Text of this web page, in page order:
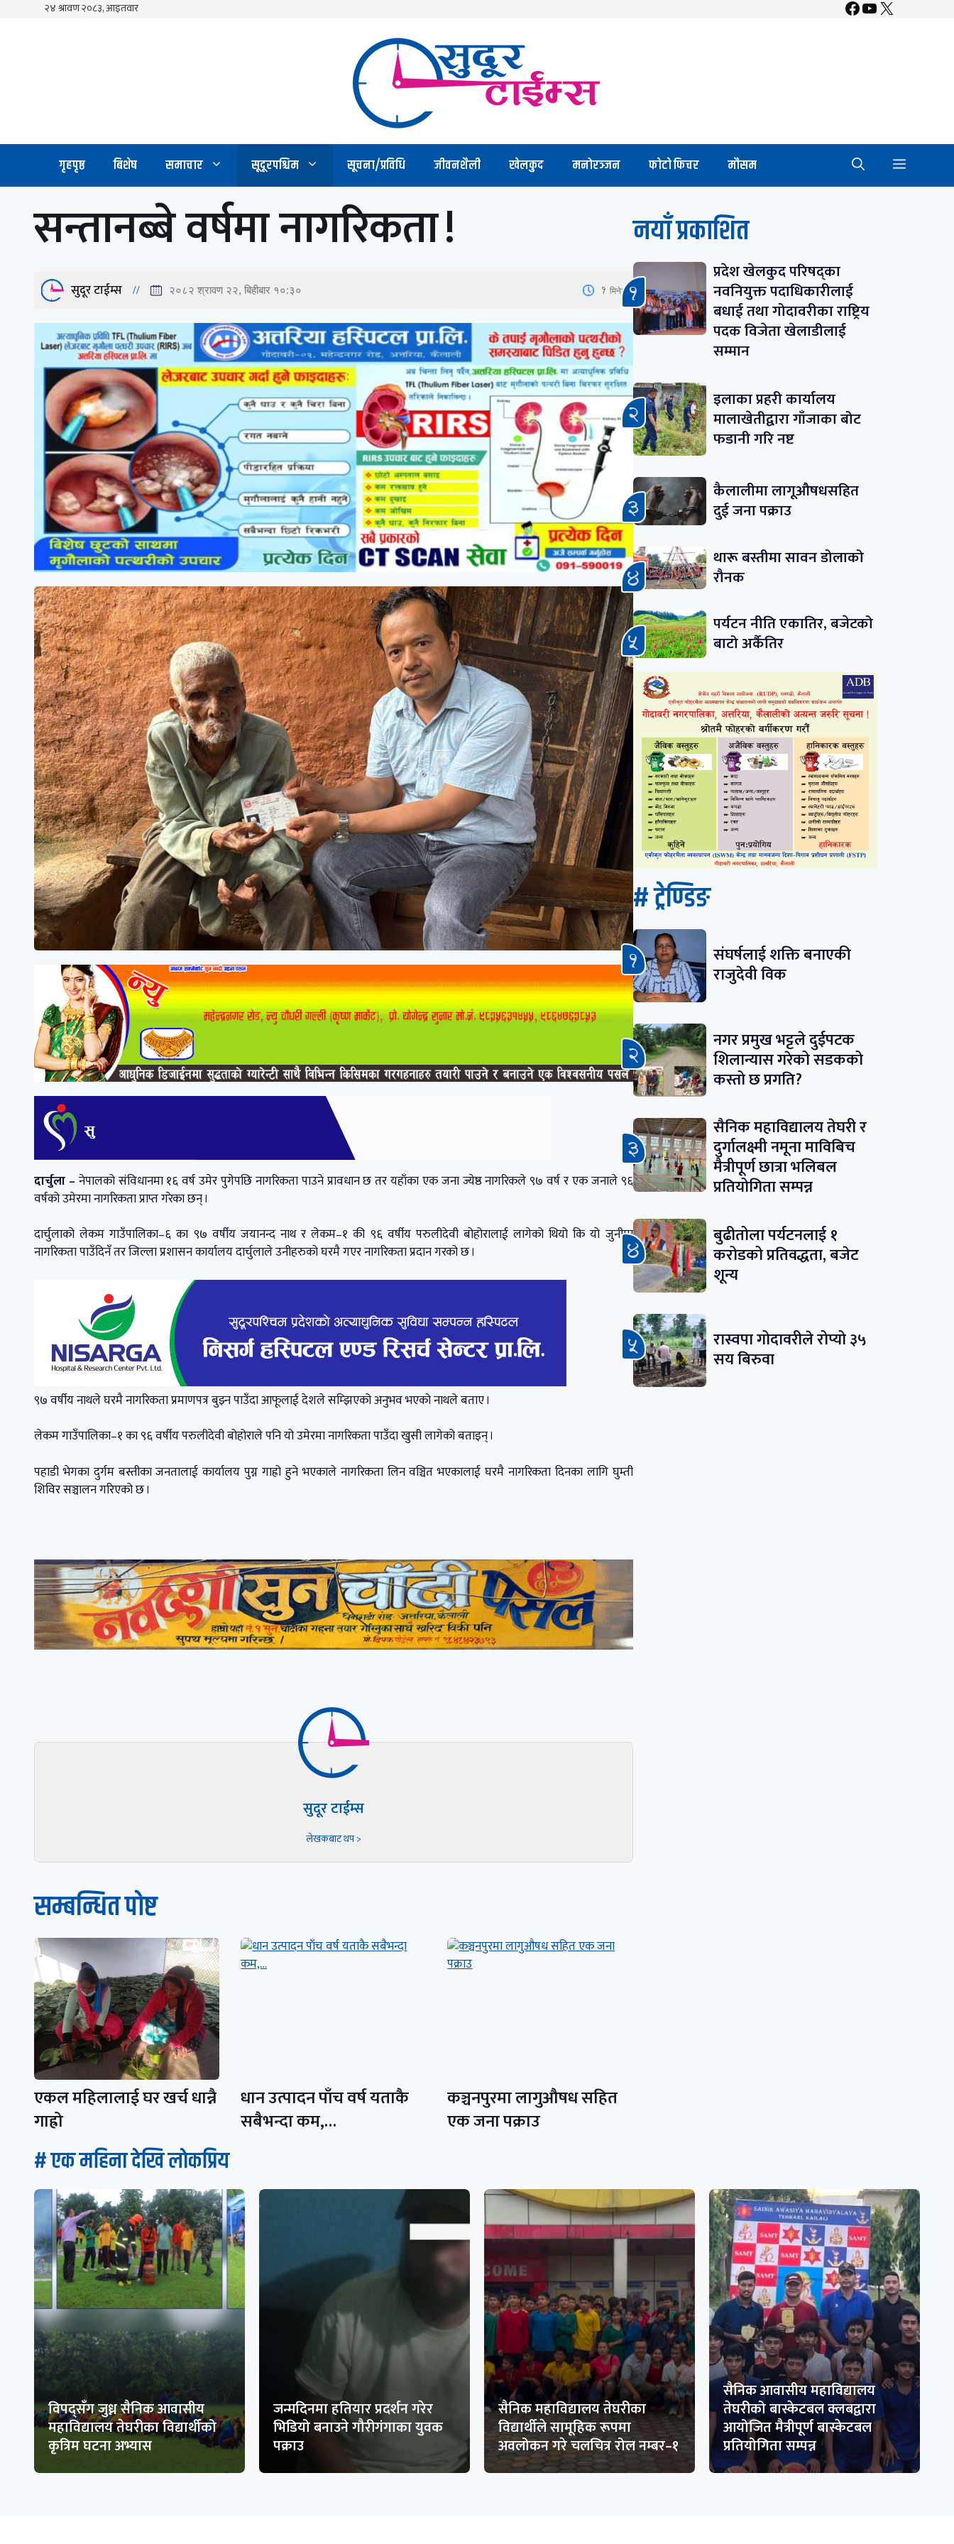
Facebook
YouTube
X
गृहपृष्ठ बिशेष समाचार सूदूरपश्चिम सूचना/प्रविधि जीवनशैली खेलकुद मनोरञ्जन फाेटाे फिचर माैसम
सन्तानब्बे वर्षमा नागरिकता !
सुदूर टाईम्स २०८२ श्रावण २२, बिहीबार १०:३० 1 मिनेट
दार्चुला – नेपालको संविधानमा १६ वर्ष उमेर पुगेपछि नागरिकता पाउने प्रावधान छ तर यहाँका एक जना ज्येष्ठ नागरिकले ९७ वर्ष र एक जनाले ९६
वर्षको उमेरमा नागरिकता प्राप्त गरेका छन् ।
दार्चुलाको लेकम गाउँपालिका–६ का ९७ वर्षीय जयानन्द नाथ र लेकम–१ की ९६ वर्षीय परुलीदेवी बोहोरालाई लागेको थियो कि यो जुनीमा
नागरिकता पाउँदिनँ तर जिल्ला प्रशासन कार्यालय दार्चुलाले उनीहरुको घरमै गएर नागरिकता प्रदान गरको छ ।
९७ वर्षीय नाथले घरमै नागरिकता प्रमाणपत्र बुझ्न पाउँदा आफूलाई देशले सम्झिएको अनुभव भएको नाथले बताए ।
लेकम गाउँपालिका–१ का ९६ वर्षीय परुलीदेवी बोहोराले पनि यो उमेरमा नागरिकता पाउँदा खुसी लागेको बताइन् ।
पहाडी भेगका दुर्गम बस्तीका जनतालाई कार्यालय पुग्न गाह्रो हुने भएकाले नागरिकता लिन वञ्चित भएकालाई घरमै नागरिकता दिनका लागि घुम्ती
शिविर सञ्चालन गरिएको छ ।
सुदूर टाईम्स
लेखकबाट थप >
सम्बन्धित पाेष्ट
एकल महिलालाई घर खर्च धान्नै
गाह्रो
धान उत्पादन पाँच वर्ष यताकै
सबैभन्दा कम,…
कञ्चनपुरमा लागुऔषध सहित
एक जना पक्राउ
नयाँ प्रकाशित
प्रदेश खेलकुद परिषद्का
नवनियुक्त पदाधिकारीलाई
बधाई तथा गोदावरीका राष्ट्रिय
पदक विजेता खेलाडीलाई
सम्मान
इलाका प्रहरी कार्यालय
मालाखेतीद्वारा गाँजाका बोट
फडानी गरि नष्ट
कैलालीमा लागूऔषधसहित
दुई जना पक्राउ
थारू बस्तीमा सावन डोलाको
रौनक
पर्यटन नीति एकातिर, बजेटको
बाटो अर्कैतिर
# ट्रेण्डिङ
संघर्षलाई शक्ति बनाएकी
राजुदेवी विक
नगर प्रमुख भट्टले दुईपटक
शिलान्यास गरेको सडकको
कस्तो छ प्रगति?
सैनिक महाविद्यालय तेघरी र
दुर्गालक्ष्मी नमूना माविबिच
मैत्रीपूर्ण छात्रा भलिबल
प्रतियोगिता सम्पन्न
बुढीतोला पर्यटनलाई १
करोडको प्रतिवद्धता, बजेट
शून्य
रास्वपा गोदावरीले रोप्यो ३५
सय बिरुवा
# एक महिना देखि लाेकप्रिय
विपद्सँग जुध्न सैनिक आवासीय
महाविद्यालय तेघरीका विद्यार्थीको
कृत्रिम घटना अभ्यास
जन्मदिनमा हतियार प्रदर्शन गरेर
भिडियो बनाउने गौरीगंगाका युवक
पक्राउ
सैनिक महाविद्यालय तेघरीका
विद्यार्थीले सामूहिक रूपमा
अवलोकन गरे चलचित्र रोल नम्बर–१
सैनिक आवासीय महाविद्यालय
तेघरीको बास्केटबल क्लबद्वारा
आयोजित मैत्रीपूर्ण बास्केटबल
प्रतियोगिता सम्पन्न